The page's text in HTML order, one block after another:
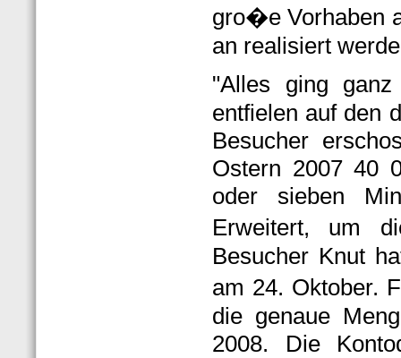
gro�e Vorhaben
an realisiert
"Alles ging
entfielen auf den
Besucher
Ostern 2007 40
oder sieben
Erweitert, um
Besucher Knut
am 24. Oktober.
die genaue
2008. Die